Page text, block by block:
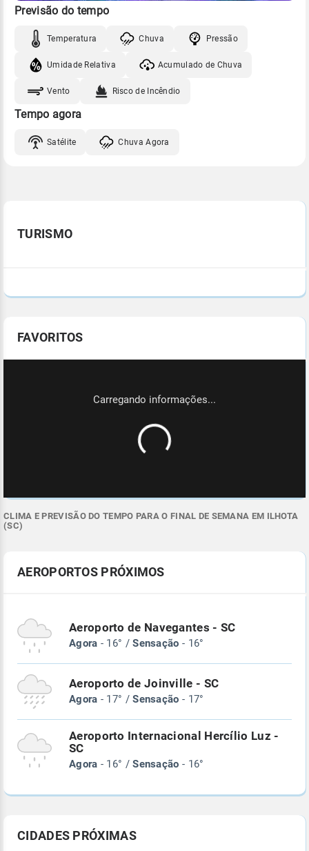
Previsão do tempo
Temperatura Chuva Pressão
Umidade Relativa Acumulado de Chuva
Vento Risco de Incêndio
Tempo agora
Satélite Chuva Agora
TURISMO
FAVORITOS
CLIMA E PREVISÃO DO TEMPO PARA O FINAL DE SEMANA EM ILHOTA
(SC)
AEROPORTOS PRÓXIMOS
Aeroporto de Navegantes - SC
Agora - 16° /Sensação - 16°
Aeroporto de Joinville - SC
Agora - 17° /Sensação - 17°
Aeroporto Internacional Hercílio Luz -
SC
Agora - 16° /Sensação - 16°
CIDADES PRÓXIMAS